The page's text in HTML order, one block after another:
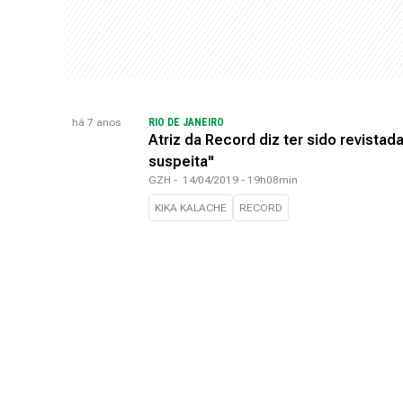
há 7 anos RIO DE JANEIRO
Atriz da Record diz ter sido
suspeita"
GZH - 14/04/2019 - 19h08min
KIKA KALACHE RECORD